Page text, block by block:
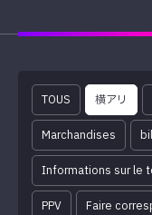
TOUS 横アリ
Marchandises
Informations sur le
PPV Faire